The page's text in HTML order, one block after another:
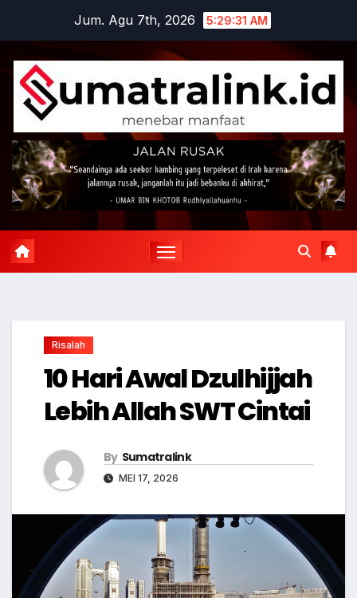
content
Jum. Agu 7th, 2026 5:29:32 AM
Risalah
10 Hari Awal Dzulhijjah
Lebih Allah SWT Cintai
By Sumatralink
MEI 17, 2026